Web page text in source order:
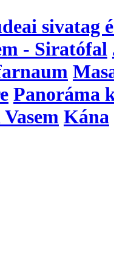
sivatag
- Siratófal
Panoráma
Kána